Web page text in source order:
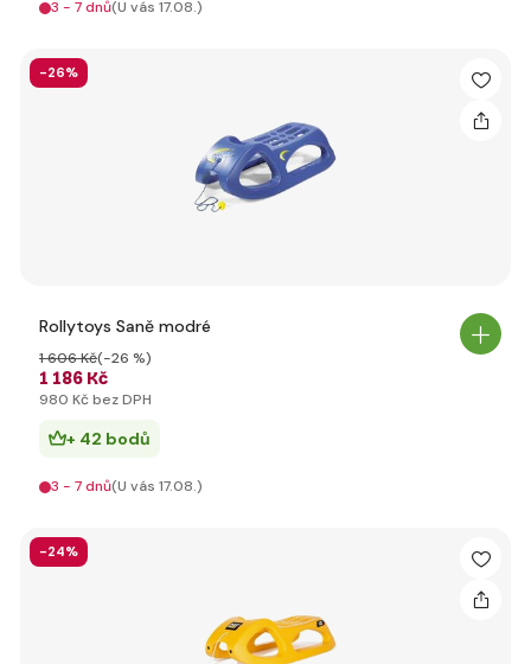
3 - 7 dnů(U vás 17.08.)
-26%
Rollytoys Saně modré
1 186 Kč
1 606 Kč(-26 %)
980 Kč bez DPH
+ 42 bodů
3 - 7 dnů(U vás 17.08.)
-24%